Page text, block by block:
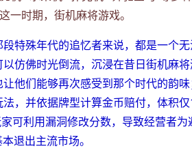
一时期，街机麻将游戏。
特殊年代的追忆者来说，都是一个
仿佛时光倒流，沉浸在昔日街机麻
他们能够再次感受到那个时代的韵
，并依据牌型计算金币赔付，体积
可利用漏洞修改分数，导致经营者
退出主流市场。